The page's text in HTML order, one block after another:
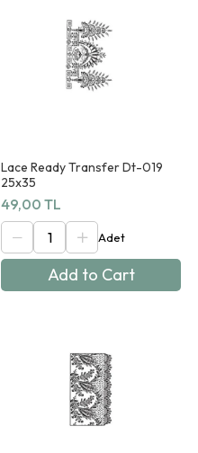
Lace Ready Transfer Dt-019
25x35
49,00 TL
Add to Cart